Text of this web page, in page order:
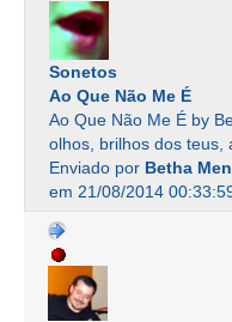
Sonetos
Ao Que Não Me É
Ao Que Não Me É by
olhos, brilhos dos teus,
Enviado por Betha
em 21/08/2014